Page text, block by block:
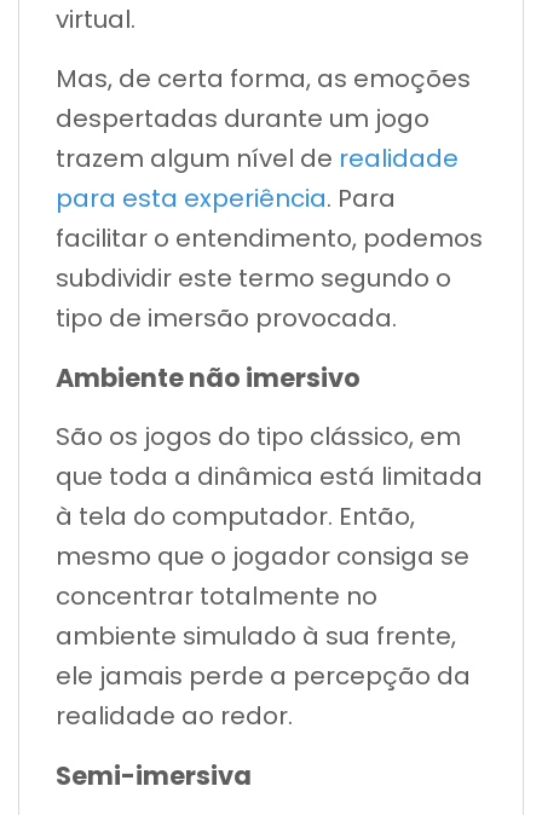
virtual.
Mas, de certa forma, as emoções
despertadas durante um jogo
trazem algum nível de realidade
para esta experiência. Para
facilitar o entendimento, podemos
subdividir este termo segundo o
tipo de imersão provocada.
Ambiente não imersivo
São os jogos do tipo clássico, em
que toda a dinâmica está limitada
à tela do computador. Então,
mesmo que o jogador consiga se
concentrar totalmente no
ambiente simulado à sua frente,
ele jamais perde a percepção da
realidade ao redor.
Semi-imersiva